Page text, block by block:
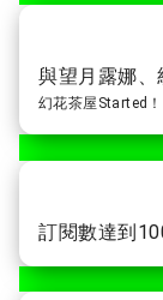
與望月露娜、
幻花茶屋Started！
訂閱數達到